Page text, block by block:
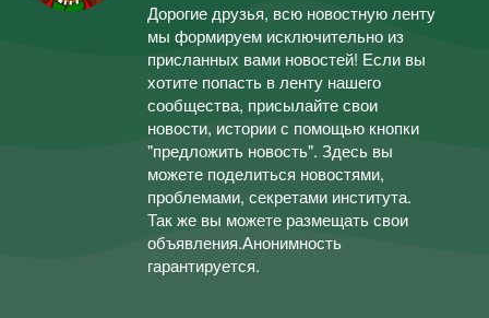
Дорогие друзья, всю новостную ленту
мы формируем исключительно из
присланных вами новостей! Если вы
хотите попасть в ленту нашего
сообщества, присылайте свои
новости, истории с помощью кнопки
"предложить новость". Здесь вы
можете поделиться новостями,
проблемами, секретами института.
Так же вы можете размещать свои
объявления.Анонимность
гарантируется.